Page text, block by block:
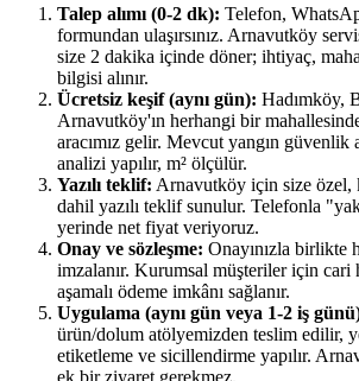
Talep alımı (0-2 dk): Telefon,
formundan ulaşırsınız. Arnavutköy
size 2 dakika içinde döner; ihtiyaç,
bilgisi alınır.
Ücretsiz keşif (aynı gün): Hadımköy,
Arnavutköy'ın herhangi bir
aracımız gelir. Mevcut yangın güvenlik
analizi yapılır, m² ölçülür.
Yazılı teklif: Arnavutköy için size
dahil yazılı teklif sunulur. Telefonla
yerinde net fiyat veriyoruz.
Onay ve sözleşme: Onayınızla birlikte
imzalanır. Kurumsal müşteriler için cari
aşamalı ödeme imkânı sağlanır.
Uygulama (aynı gün veya 1-2 iş
ürün/dolum atölyemizden teslim edilir,
etiketleme ve sicillendirme yapılır.